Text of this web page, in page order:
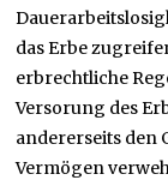
das Erbe
erbrechtliche
Versorung des
andererseits den
Vermögen